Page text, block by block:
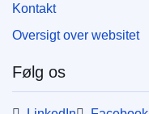
Kontakt
Oversigt over websitet
Følg os